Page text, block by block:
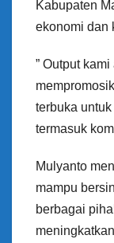
Kabupaten
ekonomi dan
” Output
terbuka
termasuk
Mulyanto
mampu
berbagai